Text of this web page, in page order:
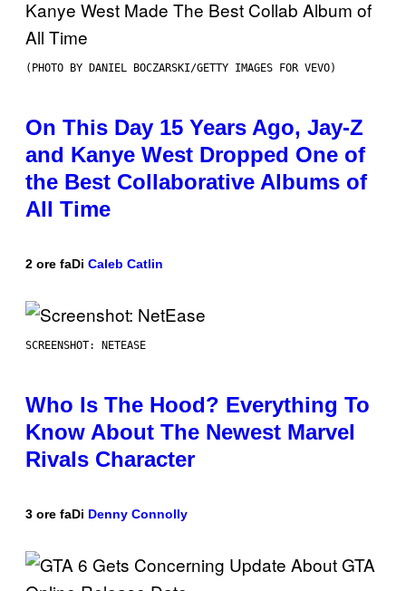
(PHOTO BY DANIEL BOCZARSKI/GETTY IMAGES FOR VEVO)
On This Day 15 Years Ago, Jay-Z
and Kanye West Dropped One of
the Best Collaborative Albums of
All Time
2 ore faDi Caleb Catlin
SCREENSHOT: NETEASE
Who Is The Hood? Everything To
Know About The Newest Marvel
Rivals Character
3 ore faDi Denny Connolly